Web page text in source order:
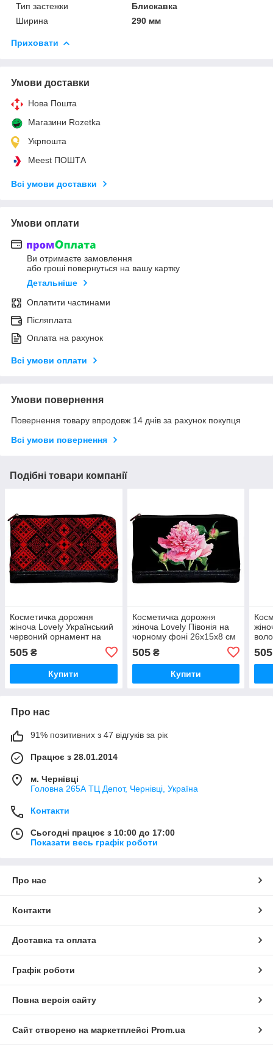
Тип застежки
Блискавка
Ширина
290 мм
Приховати
Умови доставки
Нова Пошта
Магазини Rozetka
Укрпошта
Meest ПОШТА
Всі умови доставки
Умови оплати
Ви отримаєте замовлення
або гроші повернуться на вашу картку
Детальніше
Оплатити частинами
Післяплата
Оплата на рахунок
Всі умови оплати
Умови повернення
Повернення товару впродовж 14 днів за рахунок покупця
Всі умови повернення
Подібні товари компанії
Косметичка дорожня
жіноча Lovely Український
червоний орнамент на
чорному фоні 26x15x8 см
(KK_15UKR039_BL)
505 ₴
Купити
Косметичка дорожня
жіноча Lovely Півонія на
чорному фоні 26x15x8 см
505₴
Купити
505
Про нас
91% позитивних з 47 відгуків за рік
Працює з 28.01.2014
м. Чернівці
Головна 265А ТЦ Депот, Чернівці, Україна
Контакти
Сьогодні працює з 10:00 до 17:00
Показати весь графік роботи
Про нас
Контакти
Доставка та оплата
Графік роботи
Повна версія сайту
Сайт створено на маркетплейсі Prom.ua